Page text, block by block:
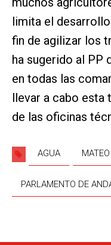
limita el
fin de agilizar los
ha sugerido al PP
en todas las
llevar a cabo esta
de las oficinas
AGUA
PARLAMENTO DE